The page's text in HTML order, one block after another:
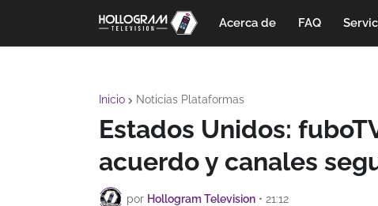
Acerca de FAQ
Inicio Noticias Plataformas
Estados Unidos:
acuerdo y canales
por Hollogram Television • 21:12